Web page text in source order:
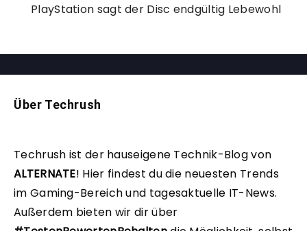
PlayStation sagt der Disc endgültig Lebewohl
Über Techrush
Techrush ist der hauseigene Technik-Blog von
ALTERNATE! Hier findest du die neuesten Trends
im Gaming-Bereich und tagesaktuelle IT-News.
Außerdem bieten wir dir über